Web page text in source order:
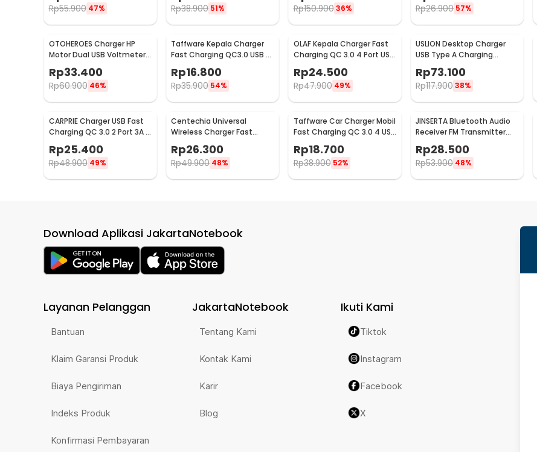
Rp55.900 47% Rp38.900 51% Rp150.900 36% Rp26.900 57%
OTOHEROES Charger HP
Motor Dual USB Voltmeter
Waterproof 4.2A - Y451
Rp33.400
Rp60.900 46%
Taffware Kepala Charger
Fast Charging QC3.0 USB A
EU Plug 3A 18W - TE-007
Rp16.800
Rp35.900 54%
OLAF Kepala Charger Fast
Charging QC 3.0 4 Port USB
A 48 W - BK-376
Rp24.500
Rp47.900 49%
USLION Desktop Charger
USB Type A Charging
Station Dock 5 Port 4A -
US04
Rp73.100
Rp117.90038%
CARPRIE Charger USB Fast
Charging QC 3.0 2 Port 3A -
TE-820
Rp25.400
Rp48.900 49%
Centechia Universal
Wireless Charger Fast
Charging Station Base 2A
10W - K8
Rp26.300
Rp49.900 48%
Taffware Car Charger Mobil
Fast Charging QC 3.0 4 USB
A Port 7A 35W - BK-358
Rp18.700
Rp38.900 52%
JINSERTA Bluetooth Audio
Receiver FM Transmitter
USB Charger - X8
Rp28.500
Rp53.900 48%
Download Aplikasi JakartaNotebook
Layanan Pelanggan
Bantuan
Klaim Garansi Produk
Biaya Pengiriman
Indeks Produk
Konfirmasi Pembayaran
JakartaNotebook
Tentang Kami
Kontak Kami
Karir
Blog
Ikuti Kami
Tiktok
Instagram
Facebook
X